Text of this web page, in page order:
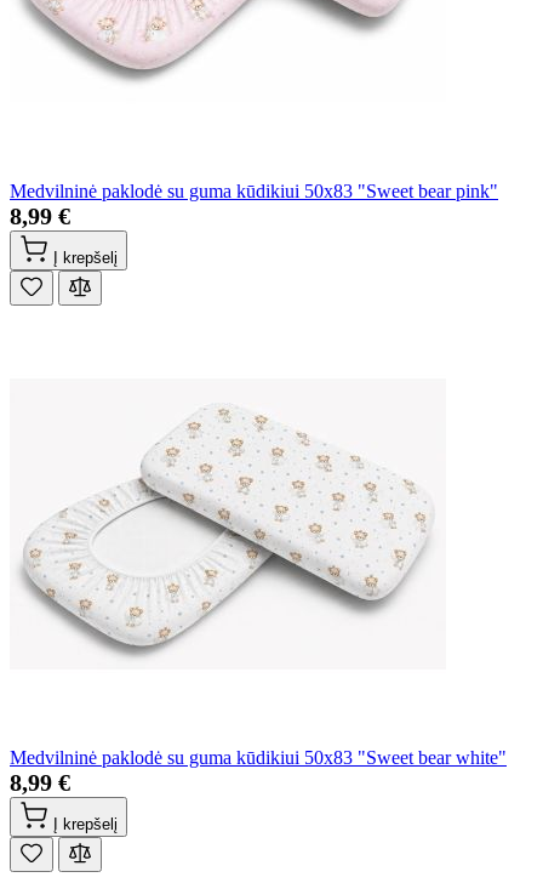
Medvilninė paklodė su guma kūdikiui 50x83 "Sweet bear pink"
8,99 €
Į krepšelį
Medvilninė paklodė su guma kūdikiui 50x83 "Sweet bear white"
8,99 €
Į krepšelį